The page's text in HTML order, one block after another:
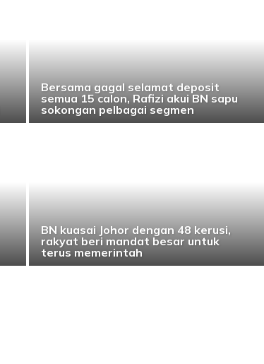
Bersama gagal selamat deposit
semua 15 calon, Rafizi akui BN sapu
sokongan pelbagai segmen
BN kuasai Johor dengan 48 kerusi,
rakyat beri mandat besar untuk
terus memerintah